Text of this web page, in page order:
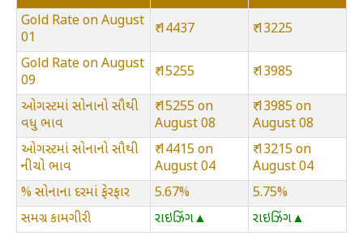
Gold Rate on August
01
₹ 14437 ₹ 13225
Gold Rate on August
09
₹ 15255 ₹ 13985
ઓગસ્ટમાં સોનાનો સૌથી
વધુ ભાવ
₹ 15255 on
August 08
₹ 13985 on
August 08
ઓગસ્ટમાં સોનાનો સૌથી
નીચો ભાવ
₹ 14415 on
August 04
₹ 13215 on
August 04
% સોનાના દરમાં ફેરફાર
5.67%
5.75%
સમગ્ર કામગીરી
રાઇઝિંગ▲ રાઇઝિંગ▲